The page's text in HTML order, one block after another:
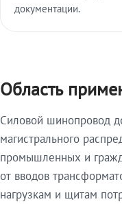
документации.
Область
Силовой шинопровод
магистрального
промышленных и
от вводов
нагрузкам и щитам